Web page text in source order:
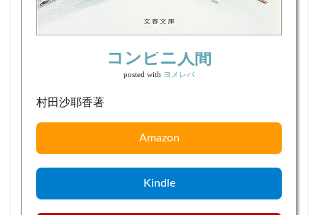
コンビニ人間
posted with ヨメレバ
村田沙耶香著
Amazon
Kindle